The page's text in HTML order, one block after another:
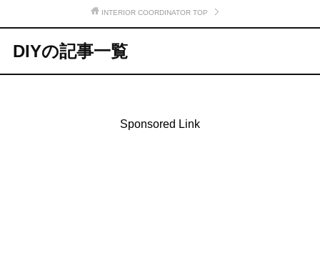
INTERIOR COORDINATOR TOP
DIYの記事一覧
Sponsored Link